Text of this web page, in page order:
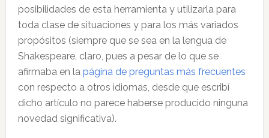
posibilidades de esta herramienta y utilizarla para
toda clase de situaciones y para los más variados
propósitos (siempre que se sea en la lengua de
Shakespeare, claro, pues a pesar de lo que se
afirmaba en la página de preguntas más frecuentes
con respecto a otros idiomas, desde que escribí
dicho artículo no parece haberse producido ninguna
novedad significativa).